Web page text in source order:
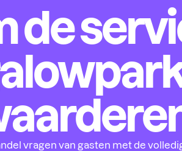
de
vragen van gasten met de